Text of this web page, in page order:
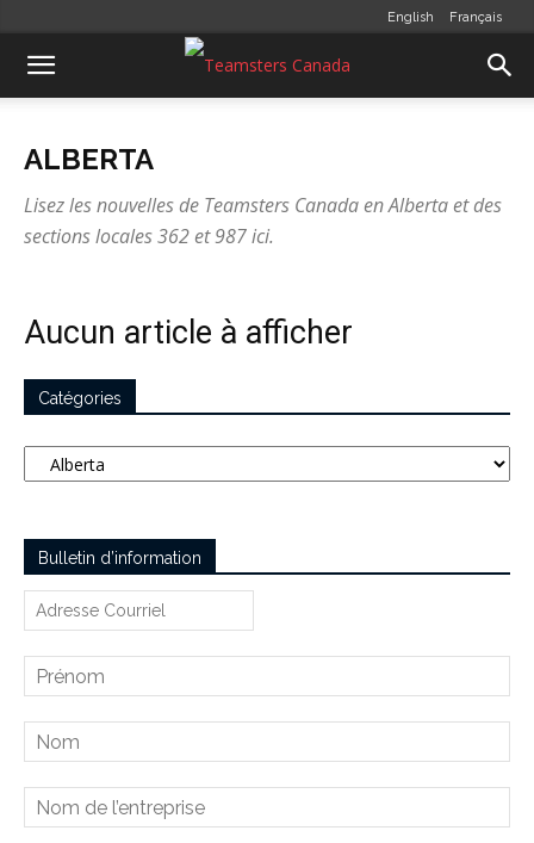
English Français
ALBERTA
Lisez les nouvelles de Teamsters Canada en Alberta et des
sections locales 362 et 987 ici.
Aucun article à afficher
Catégories
Catégories
Bulletin d’information